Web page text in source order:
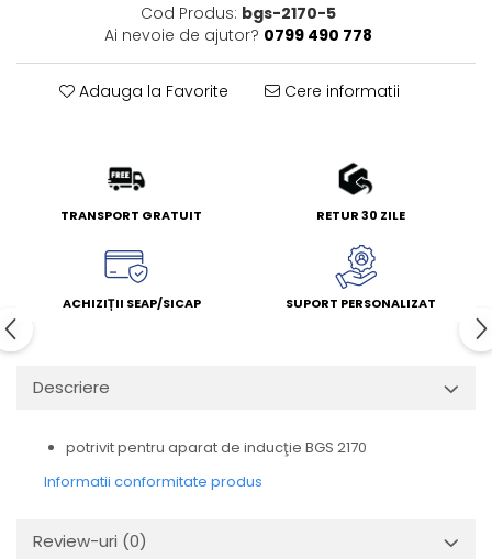
Cod Produs: bgs-2170-5
Ai nevoie de ajutor? 0799 490 778
Adauga la Favorite Cere informatii
TRANSPORT GRATUIT RETUR 30 ZILE
ACHIZIȚII SEAP/SICAP SUPORT PERSONALIZAT
Descriere
potrivit pentru aparat de inducţie BGS 2170
Informatii conformitate produs
Review-uri (0)